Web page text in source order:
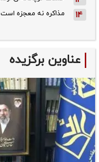
14 مذاکره نه معجزه
عناوین برگزیده